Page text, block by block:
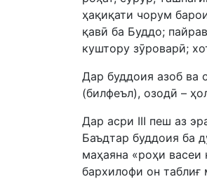
ҳақиқати чорум
қавӣ ба Буддо;
куштору зӯроварӣ;
Дар буддоия азоб ва
(билфеъл), озодӣ –
Дар асри III пеш аз
Баъдтар буддоия ба
маҳаяна «роҳи
бархилофи он